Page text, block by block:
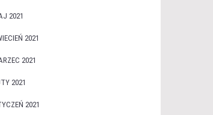
2021
2021
2021
2021
2021